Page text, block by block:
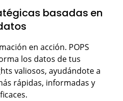
basadas en
en acción. POPS
los datos de tus
valiosos, ayudándote a
rápidas, informadas y